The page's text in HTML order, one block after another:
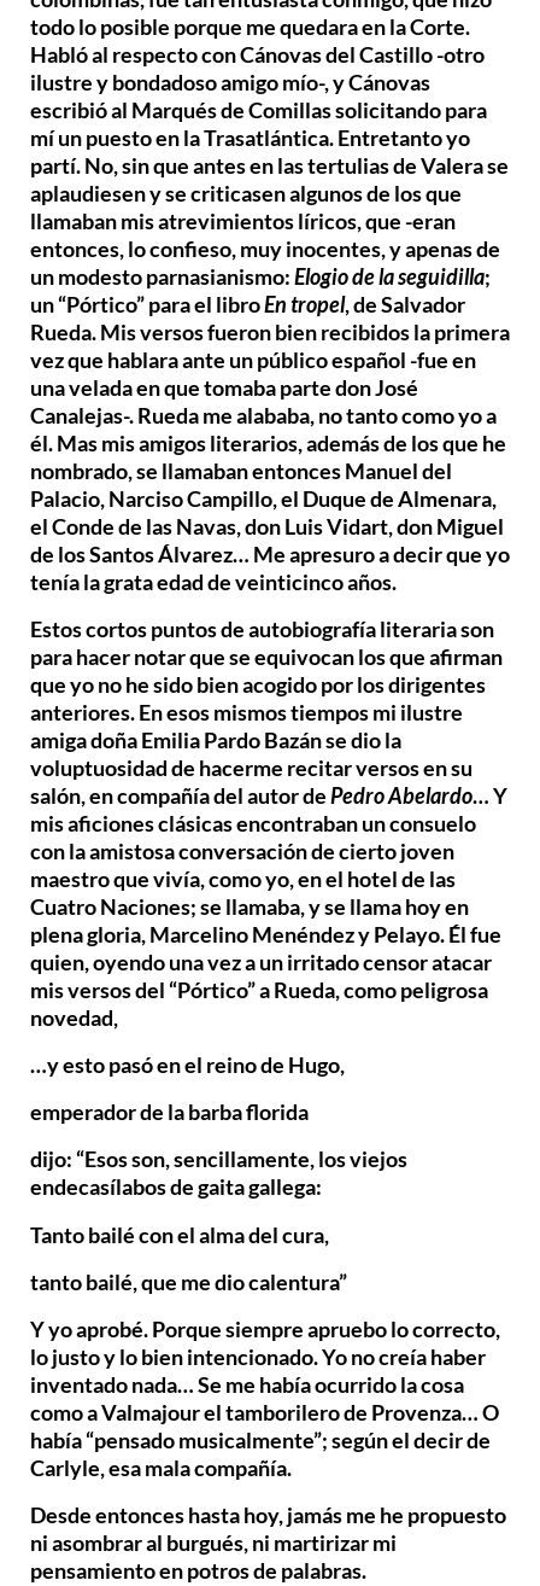
todo lo posible porque me quedara en la Corte.
Habló al respecto con Cánovas del Castillo -otro
ilustre y bondadoso amigo mío-, y Cánovas
escribió al Marqués de Comillas solicitando para
mí un puesto en la Trasatlántica. Entretanto yo
partí. No, sin que antes en las tertulias de Valera se
aplaudiesen y se criticasen algunos de los que
llamaban mis atrevimientos líricos, que -eran
entonces, lo confieso, muy inocentes, y apenas de
un modesto parnasianismo:Elogio de la seguidilla;
un “Pórtico” para el libroEn tropel, de Salvador
Rueda. Mis versos fueron bien recibidos la primera
vez que hablara ante un público español -fue en
una velada en que tomaba parte don José
Canalejas-. Rueda me alababa, no tanto como yo a
él. Mas mis amigos literarios, además de los que he
nombrado, se llamaban entonces Manuel del
Palacio, Narciso Campillo, el Duque de Almenara,
el Conde de las Navas, don Luis Vidart, don Miguel
de los Santos Álvarez… Me apresuro a decir que yo
tenía la grata edad de veinticinco años.
Estos cortos puntos de autobiografía literaria son
para hacer notar que se equivocan los que afirman
que yo no he sido bien acogido por los dirigentes
anteriores. En esos mismos tiempos mi ilustre
amiga doña Emilia Pardo Bazán se dio la
voluptuosidad de hacerme recitar versos en su
salón, en compañía del autor dePedro Abelardo… Y
mis aficiones clásicas encontraban un consuelo
con la amistosa conversación de cierto joven
maestro que vivía, como yo, en el hotel de las
Cuatro Naciones; se llamaba, y se llama hoy en
plena gloria, Marcelino Menéndez y Pelayo. Él fue
quien, oyendo una vez a un irritado censor atacar
mis versos del “Pórtico” a Rueda, como peligrosa
novedad,
…y esto pasó en el reino de Hugo,
emperador de la barba florida
dijo: “Esos son, sencillamente, los viejos
endecasílabos de gaita gallega:
Tanto bailé con el alma del cura,
tanto bailé, que me dio calentura”
Y yo aprobé. Porque siempre apruebo lo correcto,
lo justo y lo bien intencionado. Yo no creía haber
inventado nada… Se me había ocurrido la cosa
como a Valmajour el tamborilero de Provenza… O
había “pensado musicalmente”; según el decir de
Carlyle, esa mala compañía.
Desde entonces hasta hoy, jamás me he propuesto
ni asombrar al burgués, ni martirizar mi
pensamiento en potros de palabras.